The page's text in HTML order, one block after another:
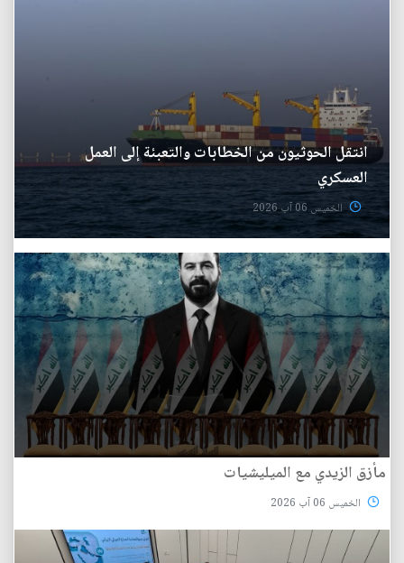
انتقل الحوثيون من الخطابات والتعبئة إلى العمل
العسكري
الخميس 06 آب 2026
مأزق الزيدي مع الميليشيات
الخميس 06 آب 2026